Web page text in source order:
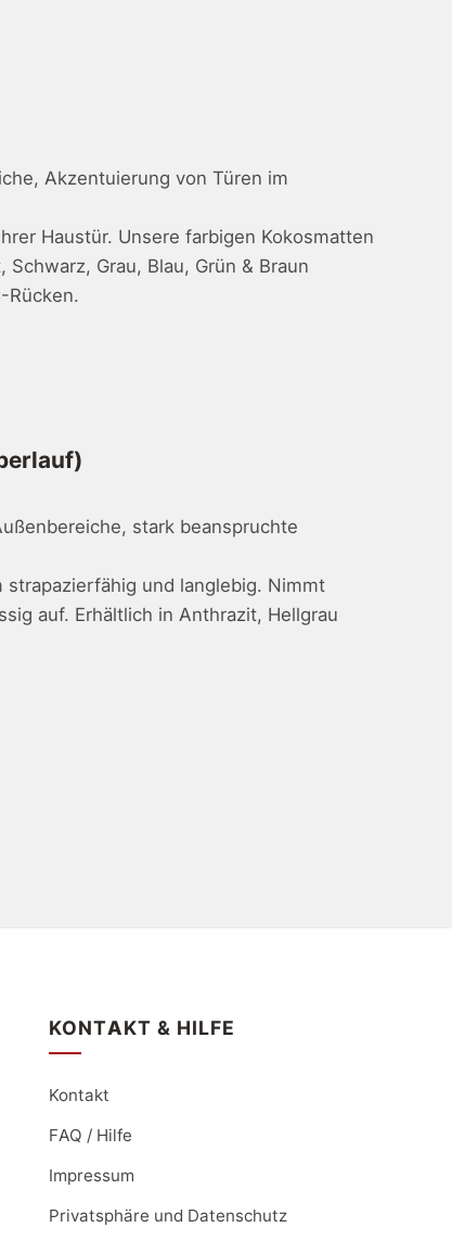
Akzentuierung von Türen im
Haustür. Unsere farbigen Kokosmatten
Grau, Blau, Grün & Braun
Rücken.
stark beanspruchte
und langlebig. Nimmt
auf. Erhältlich in Anthrazit, Hellgrau
KONTAKT & HILFE
Kontakt
FAQ / Hilfe
Impressum
Privatsphäre und Datenschutz